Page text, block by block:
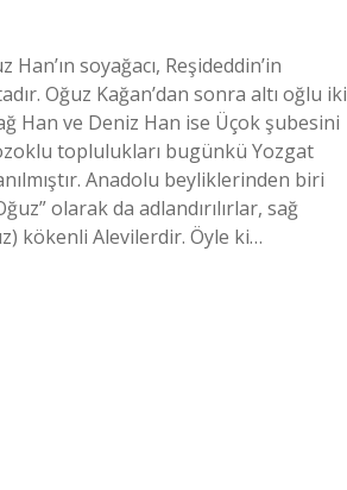
soyağacı, Reşideddin’in
Oğuz Kağan’dan sonra altı oğlu iki
Han ve Deniz Han ise Üçok şubesini
toplulukları bugünkü Yozgat
Anadolu beyliklerinden biri
olarak da adlandırılırlar, sağ
kökenli Alevilerdir. Öyle ki…